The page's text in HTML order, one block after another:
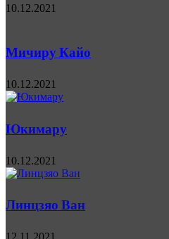
10.12.2021
Мичиру Кайо
10.12.2021
Юкимару
10.12.2021
Линцзяо Ван
12.11.2021